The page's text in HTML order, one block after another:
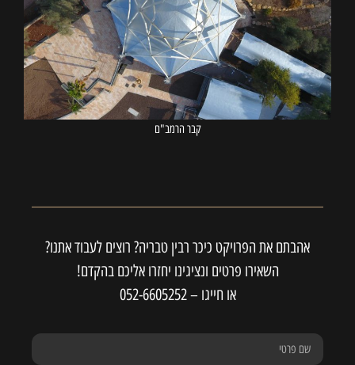
קבר הרמב"ם
אהבתם את הפרויקט כיכר רבין טבריה? רוצים לעבוד אתנו?
השאירו פרטים ונציגינו יחזרו אליכם בהקדם!
או חייגו –052-6605252